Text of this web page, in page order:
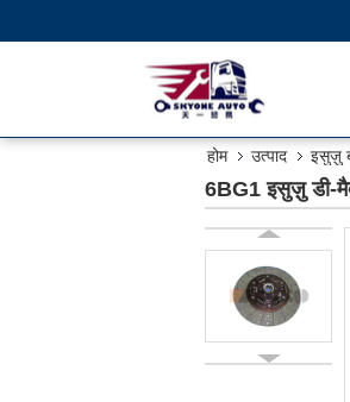
होम उत्पाद इसुज़ु
6BG1 इसुज़ु डी-